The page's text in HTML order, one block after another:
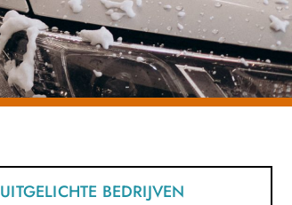
UITGELICHTE BEDRIJVEN